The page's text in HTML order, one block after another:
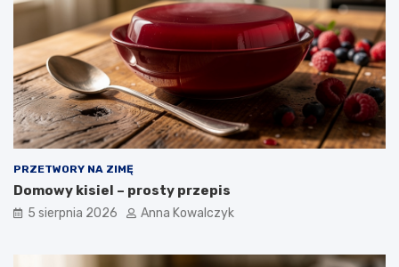
PRZETWORY NA ZIMĘ
Domowy kisiel – prosty przepis
5 sierpnia 2026 Anna Kowalczyk